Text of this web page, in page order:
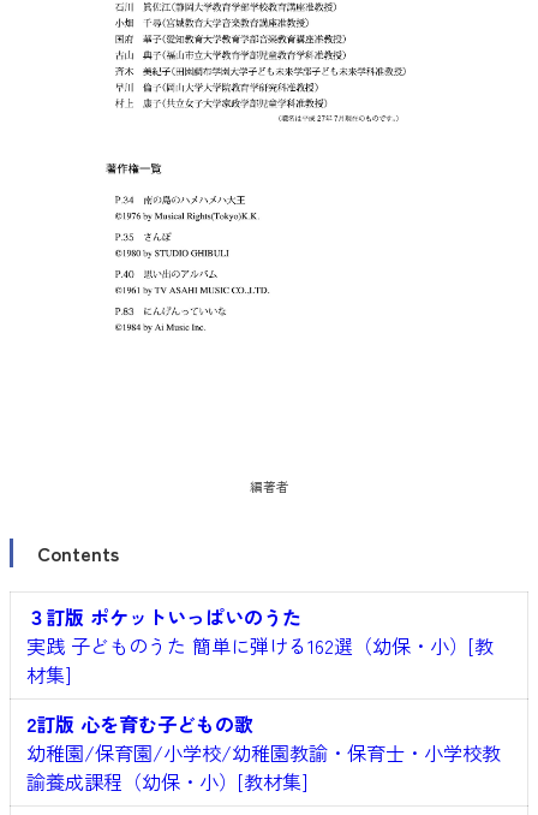
編著者
Contents
３訂版 ポケットいっぱいのうた
実践 子どものうた 簡単に弾ける162選（幼保・小）[教
材集]
2訂版 心を育む子どもの歌
幼稚園/保育園/小学校/幼稚園教諭・保育士・小学校教
諭養成課程（幼保・小）[教材集]